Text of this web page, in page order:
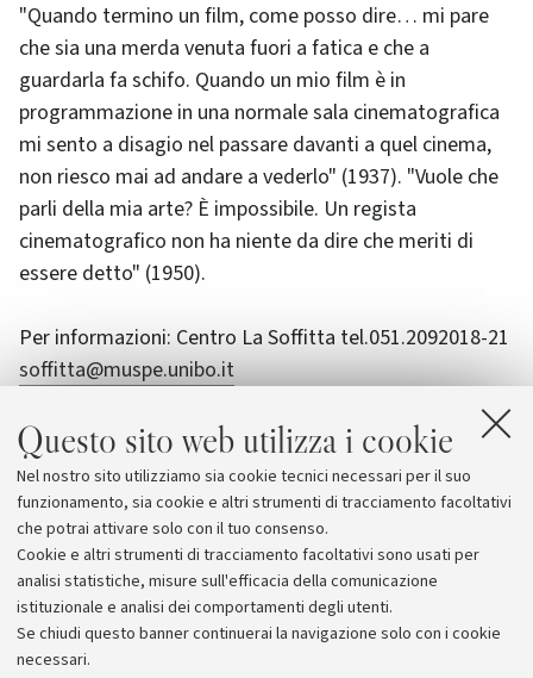
Questo sito web utilizza i cookie
Nel nostro sito utilizziamo sia cookie tecnici necessari per il suo
funzionamento, sia cookie e altri strumenti di tracciamento facoltativi
che potrai attivare solo con il tuo consenso.
Cookie e altri strumenti di tracciamento facoltativi sono usati per
analisi statistiche, misure sull'efficacia della comunicazione
istituzionale e analisi dei comportamenti degli utenti.
Se chiudi questo banner continuerai la navigazione solo con i cookie
necessari.
"Quando termino un film, come posso dire… mi pare
che sia una merda venuta fuori a fatica e che a
guardarla fa schifo. Quando un mio film è in
programmazione in una normale sala cinematografica
mi sento a disagio nel passare davanti a quel cinema,
non riesco mai ad andare a vederlo" (1937). "Vuole che
parli della mia arte? È impossibile. Un regista
cinematografico non ha niente da dire che meriti di
essere detto" (1950).
Per informazioni: Centro La Soffitta tel.051.2092018-21
soffitta@muspe.unibo.it
Prossimo appuntamento: 13 marzo, ore 17 a Palazzo
Marescotti con:
GAKUYA. IL DIETRO LE QUINTE DEL TEATRO NO video
originali di Matteo Casari.